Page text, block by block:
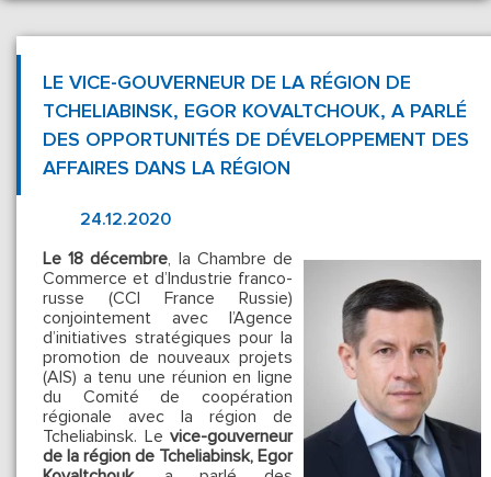
LE VICE-GOUVERNEUR DE LA RÉGION DE
TCHELIABINSK, EGOR KOVALTCHOUK, A PARLÉ
DES OPPORTUNITÉS DE DÉVELOPPEMENT DES
AFFAIRES DANS LA RÉGION
24.12.2020
Le 18 décembre, la Chambre de
Commerce et d’Industrie franco-
russe (CCI France Russie)
conjointement avec l’Agence
d’initiatives stratégiques pour la
promotion de nouveaux projets
(AIS) a tenu une réunion en ligne
du Comité de coopération
régionale avec la région de
Tcheliabinsk. Le vice-gouverneur
de la région de Tcheliabinsk, Egor